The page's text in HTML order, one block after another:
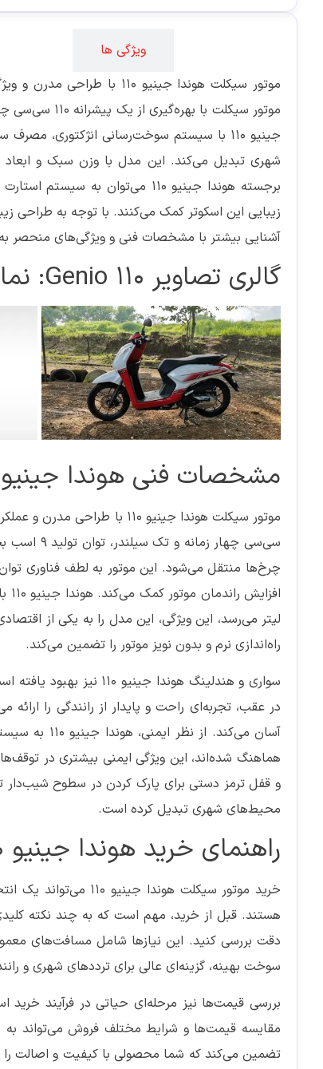
ویژگی ها
موتور سیکلت هوندا جینیو
موتور سیکلت
جینیو 110 با سیستم سوخت‌رسانی انژکتوری،
شهری تبدیل می‌کند. این مدل با وزن سبک و ابعاد
آشنایی بیشتر با مشخصات فنی و ویژگی‌های منحصر به
گالری تصاویر Genio 110: نمای کامل از طراحی و جزئیات
مشخصات فنی هوندا جینیو 110: بررسی عملکرد و ویژگی‌ها
راه‌اندازی نرم و بدون نویز موتور را تضمین می‌کند.
هماهنگ شده‌اند، این ویژگی ایمنی بیشتری در
محیط‌های شهری تبدیل کرده است.
راهنمای خرید هوندا جینیو 110: انتخابی مطمئن و اقتصادی
خرید موتور سیکلت
هستند. قبل از خرید، مهم است که به چند نکته
سوخت بهینه، گزینه‌ای عالی برای ترددهای شهری و
مقایسه قیمت‌ها و شرایط مختلف فروش می‌تواند به
تضمین می‌کند که شما محصولی با کیفیت و اصالت را